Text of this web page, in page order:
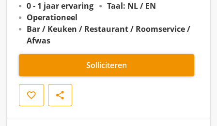
0 - 1 jaar ervaring
Taal: NL / EN
Operationeel
Bar / Keuken / Restaurant / Roomservice /
Afwas
Solliciteren
Opslaan Delen